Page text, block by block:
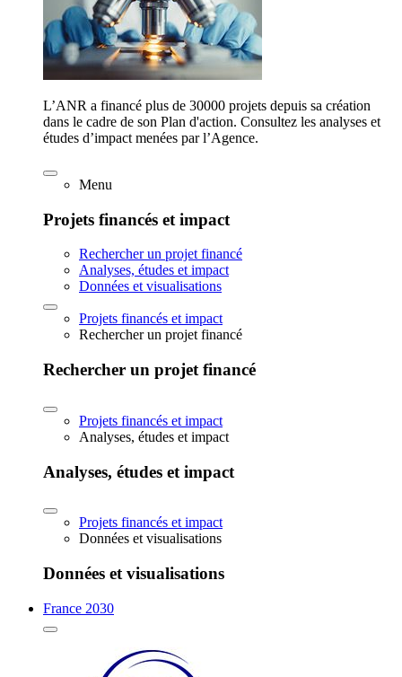
L’ANR a financé plus de 30000 projets depuis sa création
dans le cadre de son Plan d'action. Consultez les analyses et
études d’impact menées par l’Agence.
Menu
Projets financés et impact
Rechercher un projet financé
Analyses, études et impact
Données et visualisations
Projets financés et impact
Rechercher un projet financé
Rechercher un projet financé
Projets financés et impact
Analyses, études et impact
Analyses, études et impact
Projets financés et impact
Données et visualisations
Données et visualisations
France 2030